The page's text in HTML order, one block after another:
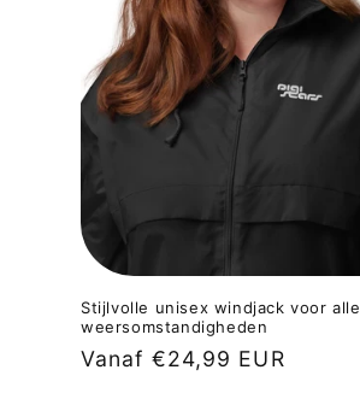
c
t
e
:
Stijlvolle unisex windjack voor alle
weersomstandigheden
Normale
Vanaf €24,99 EUR